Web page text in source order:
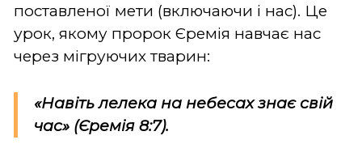
поставленої мети (включаючи і нас). Це
урок, якому пророк Єремія навчає нас
через мігруючих тварин:
«Навіть лелека на небесах знає свій
час» (Єремія 8:7).